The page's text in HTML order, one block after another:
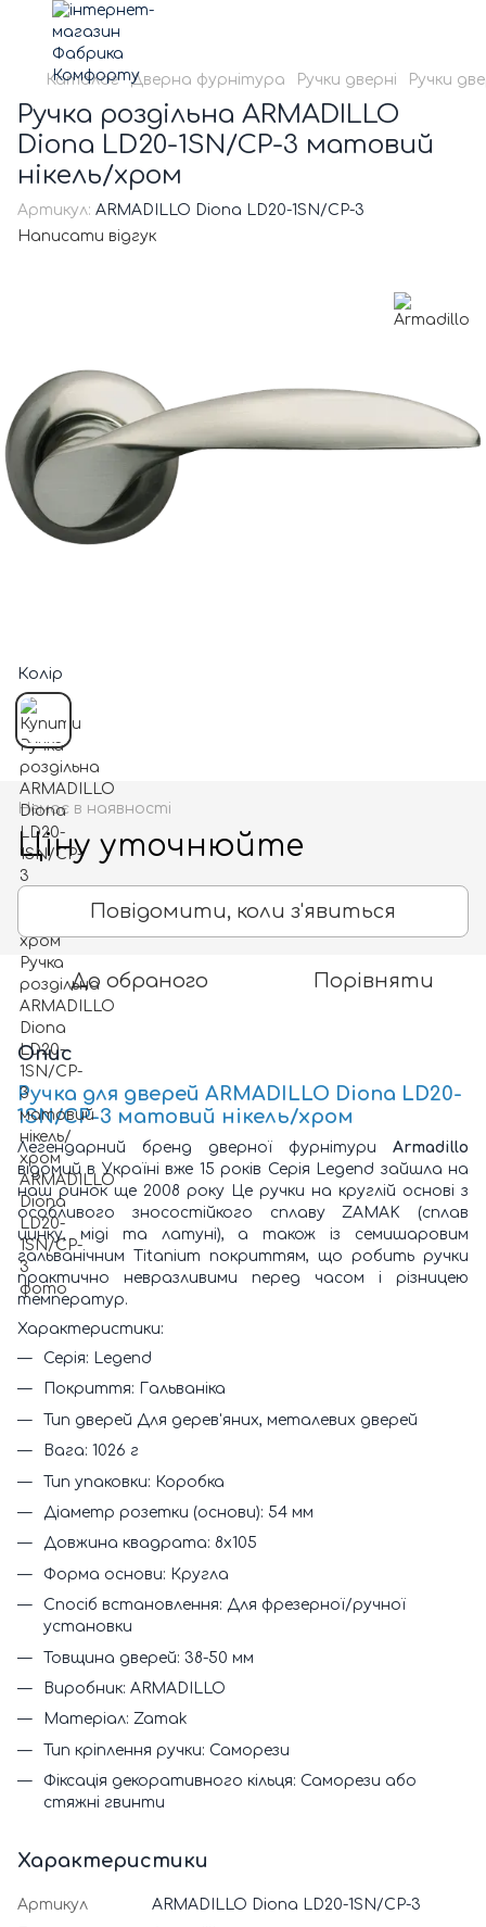
Каталог Дверна фурнітура Ручки дверні Ручки
Ручка роздільна ARMADILLO
Diona LD20-1SN/CP-3 матовий
нікель/хром
Артикул: ARMADILLO Diona LD20-1SN/CP-3
Написати відгук
Колір
Немає в наявності
Ціну уточнюйте
Повідомити, коли з'явиться
До обраного Порівняти
Опис
Ручка для дверей ARMADILLO Diona LD20-
1SN/CP-3 матовий нікель/хром
Легендарний бренд дверної фурнітури Armadillo
відомий в Україні вже 15 років Серія Legend зайшла на
наш ринок ще 2008 року Це ручки на круглій основі з
особливого зносостійкого сплаву ZAMAK (сплав
цинку, міді та латуні), а також із семишаровим
гальванічним Titanium покриттям, що робить ручки
практично невразливими перед часом і різницею
температур.
Характеристики:
Серія: Legend
Покриття: Гальваніка
Тип дверей Для дерев'яних, металевих дверей
Вага: 1026 г
Тип упаковки: Коробка
Діаметр розетки (основи): 54 мм
Довжина квадрата: 8x105
Форма основи: Кругла
Спосіб встановлення: Для фрезерної/ручної
установки
Товщина дверей: 38-50 мм
Виробник: ARMADILLO
Матеріал: Zamak
Тип кріплення ручки: Саморези
Фіксація декоративного кільця: Саморези або
стяжні гвинти
Характеристики
Артикул
ARMADILLO Diona LD20-1SN/CP-3